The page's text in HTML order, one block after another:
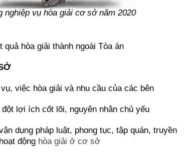
nghiệp vụ hòa giải cơ sở năm 2020
hòa giải thành ngoài Tòa án
việc hòa giải và nhu cầu của các bên
lợi ích cốt lõi, nguyên nhân chủ yếu
dụng pháp luật, phong tục, tập quán, truyền
động hòa giải ở cơ sở